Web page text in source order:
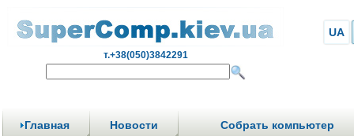
т.+38(050)3842291
UA
Главная Новости Собрать компьютер